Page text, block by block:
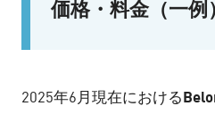
価格・料金（一例
2025年6月現在における